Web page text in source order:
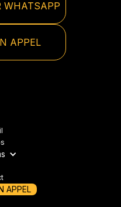
WHATSAPP
APPEL
APPEL